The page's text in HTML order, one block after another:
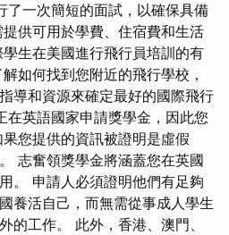
一次簡短的面試，以確保具備
供可用於學費、住宿費和生活
生在美國進行飛行員培訓的有
如何找到您附近的飛行學校，
導和資源來確定最好的國際飛行
在英語國家申請獎學金，因此您
您提供的資訊被證明是虛假
志奮領獎學金將涵蓋您在英國
。 申請人必須證明他們有足夠
養活自己，而無需從事成人學生
的工作。 此外，香港、澳門、